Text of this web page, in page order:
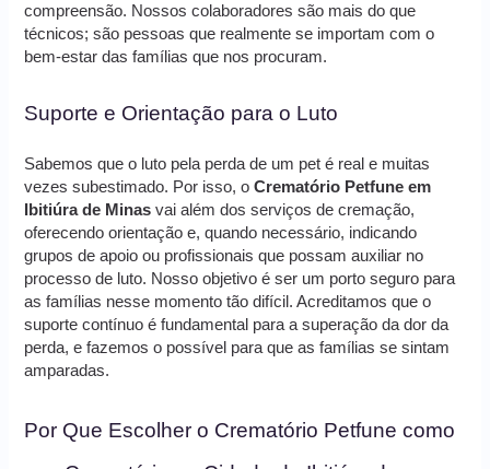
compreensão. Nossos colaboradores são mais do que
técnicos; são pessoas que realmente se importam com o
bem-estar das famílias que nos procuram.
Suporte e Orientação para o Luto
Sabemos que o luto pela perda de um pet é real e muitas
vezes subestimado. Por isso, oCrematório Petfune em
Ibitiúra de Minas vai além dos serviços de cremação,
oferecendo orientação e, quando necessário, indicando
grupos de apoio ou profissionais que possam auxiliar no
processo de luto. Nosso objetivo é ser um porto seguro para
as famílias nesse momento tão difícil. Acreditamos que o
suporte contínuo é fundamental para a superação da dor da
perda, e fazemos o possível para que as famílias se sintam
amparadas.
Por Que Escolher o Crematório Petfune como